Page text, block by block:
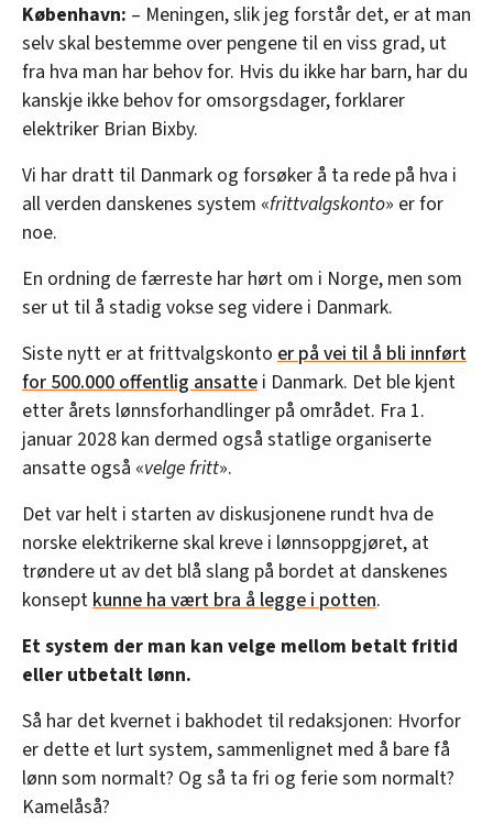
København: – Meningen, slik jeg forstår det, er at man
selv skal bestemme over pengene til en viss grad, ut
fra hva man har behov for. Hvis du ikke har barn, har du
kanskje ikke behov for omsorgsdager, forklarer
elektriker Brian Bixby.
Vi har dratt til Danmark og forsøker å ta rede på hva i
all verden danskenes system «frittvalgskonto» er for
noe.
En ordning de færreste har hørt om i Norge, men som
ser ut til å stadig vokse seg videre i Danmark.
Siste nytt er at frittvalgskonto er på vei til å bli innført
for 500.000 offentlig ansatte i Danmark. Det ble kjent
etter årets lønnsforhandlinger på området. Fra 1.
januar 2028 kan dermed også statlige organiserte
ansatte også «velge fritt».
Det var helt i starten av diskusjonene rundt hva de
norske elektrikerne skal kreve i lønnsoppgjøret, at
trøndere ut av det blå slang på bordet at danskenes
konseptkunne ha vært bra å legge i potten.
Et system der man kan velge mellom betalt fritid
eller utbetalt lønn.
Så har det kvernet i bakhodet til redaksjonen: Hvorfor
er dette et lurt system, sammenlignet med å bare få
lønn som normalt? Og så ta fri og ferie som normalt?
Kamelåså?